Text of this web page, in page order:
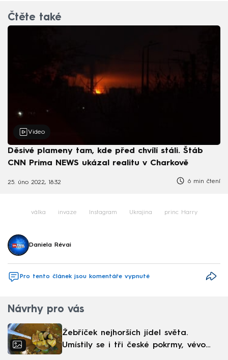
Čtěte také
Video
Děsivé plameny tam, kde před chvílí stáli. Štáb
CNN Prima NEWS ukázal realitu v Charkově
25. úno 2022, 18:32 6 min čtení
válka invaze Instagram Ukrajina princ Harry
Daniela Révai
Pro tento článek jsou komentáře vypnuté
Návrhy pro vás
Žebříček nejhorších jídel světa.
Umístily se i tři české pokrmy, vévodí